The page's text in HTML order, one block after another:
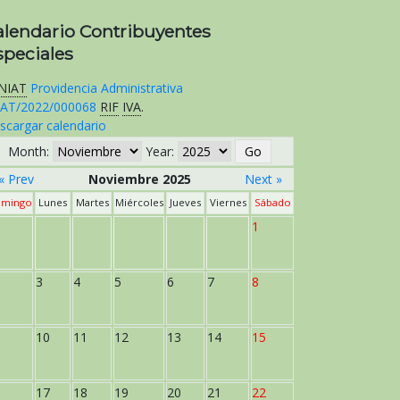
Contribuyentes
Providencia Administrativa
2022/000068 RIF IVA.
calendario
Month:
Year:
« Prev
Noviembre 2025 Next »
Lunes Martes Miércoles Jueves Viernes Sábado
1
3 4 5 6 7 8
10 11 12 13 14 15
17 18 19 20 21 22